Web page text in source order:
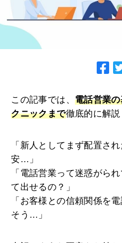
この記事では、 電話営業
クニックまで徹底的に解説
「新人としてまず配置さ
安…」
「電話営業って迷惑がら
て出せるの？」
「お客様との信頼関係を
そう…」